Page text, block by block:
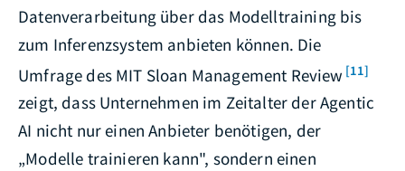
Datenverarbeitung über das Modelltraining bis
zum Inferenzsystem anbieten können. Die
Umfrage des MIT Sloan Management Review [11]
zeigt, dass Unternehmen im Zeitalter der Agentic
AI nicht nur einen Anbieter benötigen, der
„Modelle trainieren kann", sondern einen